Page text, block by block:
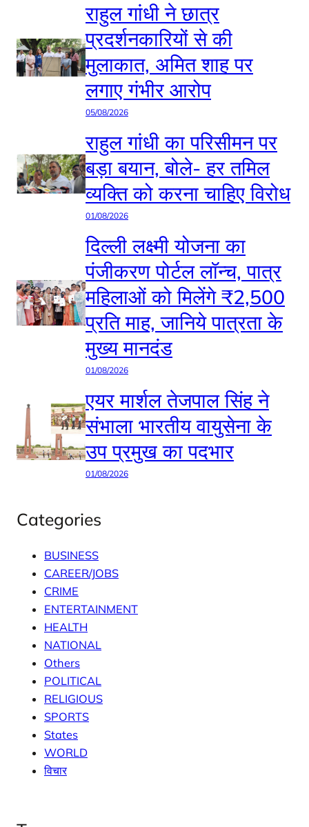
राहुल गांधी ने छात्र
प्रदर्शनकारियों से की
मुलाकात, अमित शाह पर
लगाए गंभीर आरोप
05/08/2026
राहुल गांधी का परिसीमन पर
बड़ा बयान, बोले- हर तमिल
व्यक्ति को करना चाहिए विरोध
01/08/2026
दिल्ली लक्ष्मी योजना का
पंजीकरण पोर्टल लॉन्च, पात्र
महिलाओं को मिलेंगे ₹2,500
प्रति माह, जानिये पात्रता के
मुख्य मानदंड
01/08/2026
एयर मार्शल तेजपाल सिंह ने
संभाला भारतीय वायुसेना के
उप प्रमुख का पदभार
01/08/2026
Categories
BUSINESS
CAREER/JOBS
CRIME
ENTERTAINMENT
HEALTH
NATIONAL
Others
POLITICAL
RELIGIOUS
SPORTS
States
WORLD
विचार